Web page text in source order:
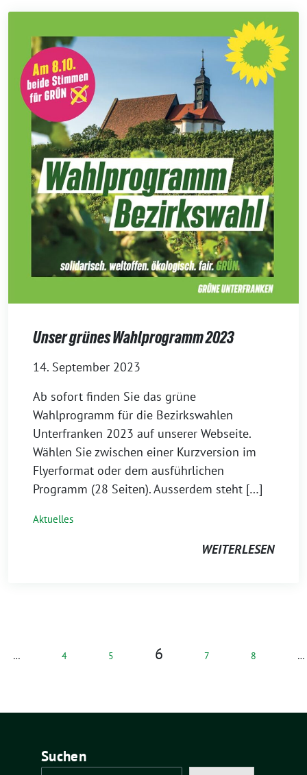
Unser grünes Wahlprogramm 2023
14. September 2023
Ab sofort finden Sie das grüne
Wahlprogramm für die Bezirkswahlen
Unterfranken 2023 auf unserer Webseite.
Wählen Sie zwischen einer Kurzversion im
Flyerformat oder dem ausführlichen
Programm (28 Seiten). Ausserdem steht […]
Aktuelles
WEITERLESEN
… 4 5 6 7 8 …
Suchen